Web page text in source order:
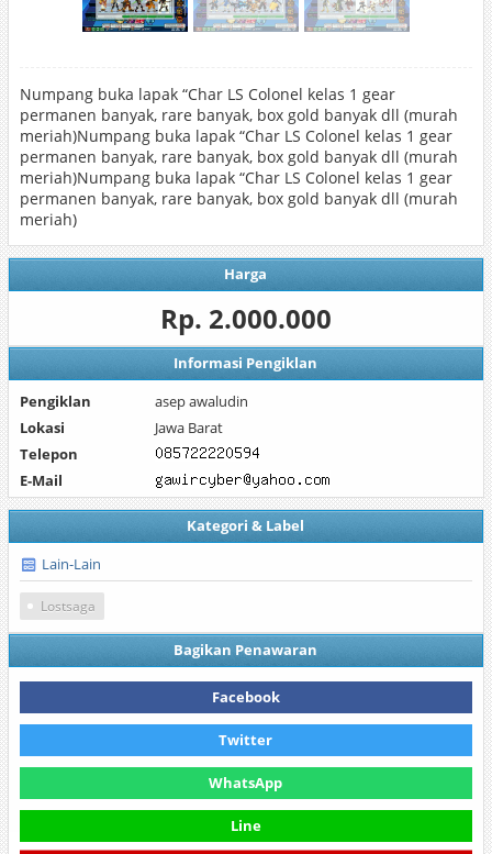
Numpang buka lapak “Char LS Colonel kelas 1 gear
permanen banyak, rare banyak, box gold banyak dll (murah
meriah)Numpang buka lapak “Char LS Colonel kelas 1 gear
permanen banyak, rare banyak, box gold banyak dll (murah
meriah)Numpang buka lapak “Char LS Colonel kelas 1 gear
permanen banyak, rare banyak, box gold banyak dll (murah
meriah)
Harga
Rp. 2.000.000
Informasi Pengiklan
Pengiklan
asep awaludin
Lokasi
Jawa Barat
Telepon
E-Mail
Kategori & Label
Lain-Lain
Lostsaga
Bagikan Penawaran
Facebook
Twitter
WhatsApp
Line